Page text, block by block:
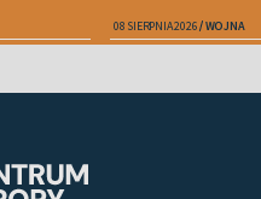
08 SIERPNIA 2026 WOJNA